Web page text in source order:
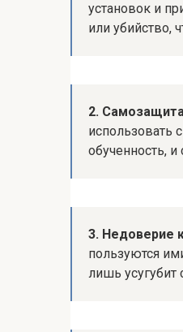
установок и
или убийство,
2.
использовать
обученность,
3. Недоверие
пользуются
лишь усугубит